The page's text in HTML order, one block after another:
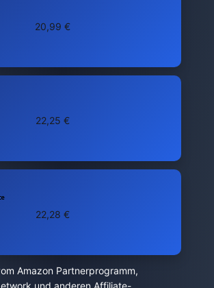
20,99 €
22,25 €
22,28 €
Amazon Partnerprogramm,
und anderen Affiliate-